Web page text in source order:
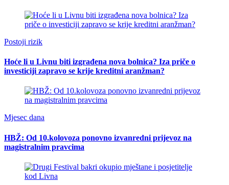
Postoji rizik
Hoće li u Livnu biti izgrađena nova bolnica? Iza priče o
investiciji zapravo se krije kreditni aranžman?
Mjesec dana
HBŽ: Od 10.kolovoza ponovno izvanredni prijevoz na
magistralnim pravcima